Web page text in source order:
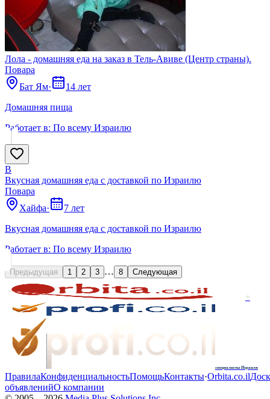
Лола - домашняя еда на заказ в Тель-Авиве (Центр страны).
Поварa
Бат Ям·
14 лет
Домашняя пища
Работает в: По всему Израилю
В
Вкусная домашняя еда с доставкой по Израилю
Поварa
Хайфа·
7 лет
Вкусная домашняя еда с доставкой по Израилю
Работает в: По всему Израилю
Предыдущая 1 2 3 … 8 Следующая
+
специалисты Израиля
ПравилаКонфиденциальностьПомощьКонтакты·Orbita.co.il
объявленийО компании